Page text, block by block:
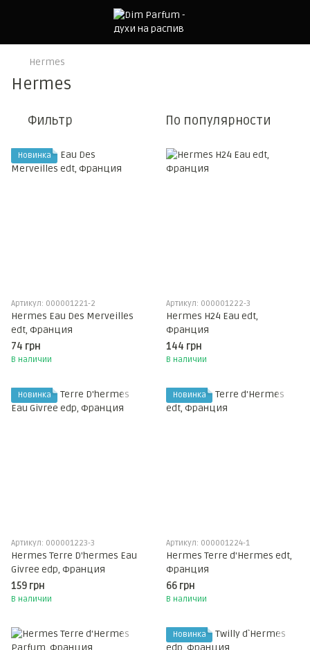
Hermes
Hermes
Фильтр По популярности
Новинка
Артикул: 000001221-2
Hermes Eau Des Merveilles
edt, Франция
74 грн
В наличии
Артикул: 000001222-3
Hermes H24 Eau edt,
Франция
144 грн
В наличии
Новинка
Артикул: 000001223-3
Hermes Terre D'hermes Eau
Givree edp, Франция
159 грн
В наличии
Новинка
Артикул: 000001224-1
Hermes Terre d'Hermes edt,
Франция
66 грн
В наличии
Новинка